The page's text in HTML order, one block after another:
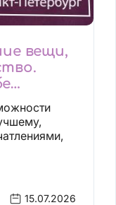
вещи,
15.07.2026